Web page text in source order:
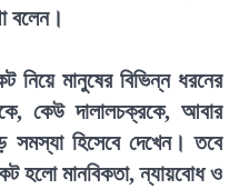
বলেন।
নিয়ে মানুষের বিভিন্ন ধরনের
কেউ দালালচক্রকে, আবার
সমস্যা হিসেবে দেখেন। তবে
হলো মানবিকতা, ন্যায়বোধ ও